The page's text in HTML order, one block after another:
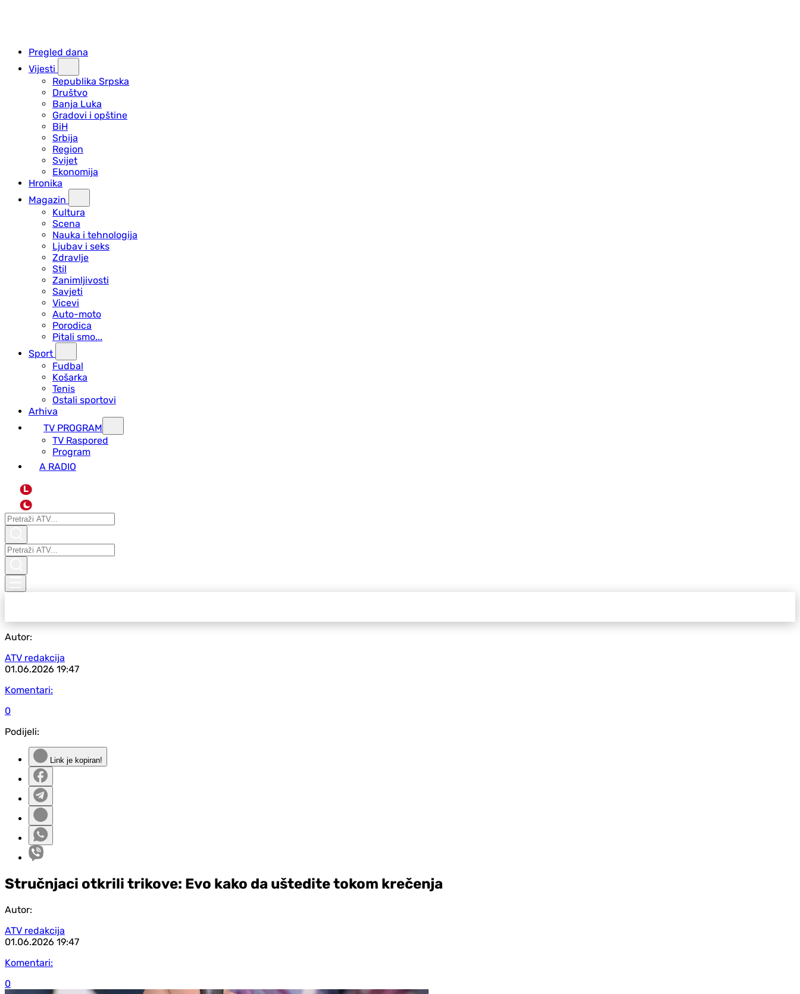
Pregled dana
Vijesti
Republika Srpska
Društvo
Banja Luka
Gradovi i opštine
BiH
Srbija
Region
Svijet
Ekonomija
Hronika
Magazin
Kultura
Scena
Nauka i tehnologija
Ljubav i seks
Zdravlje
Stil
Zanimljivosti
Savjeti
Vicevi
Auto-moto
Porodica
Pitali smo...
Sport
Fudbal
Košarka
Tenis
Ostali sportovi
Arhiva
TV PROGRAM
ТV Raspored
Program
A RADIO
L
Autor:
ATV redakcija
01.06.2026 19:47
Komentari:
0
Podijeli:
Link je kopiran!
Stručnjaci otkrili trikove: Evo kako da uštedite tokom krečenja
Autor:
ATV redakcija
01.06.2026 19:47
Komentari:
0